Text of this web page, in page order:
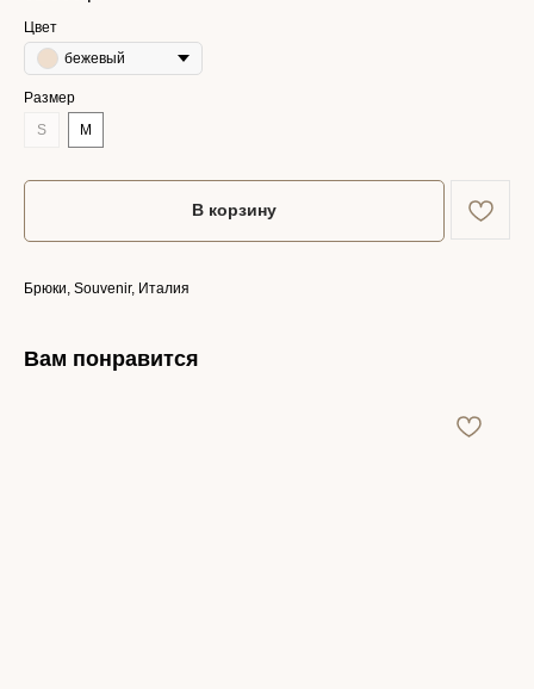
Цвет
бежевый
Размер
S
M
В корзину
Брюки, Souvenir, Италия
Вам понравится